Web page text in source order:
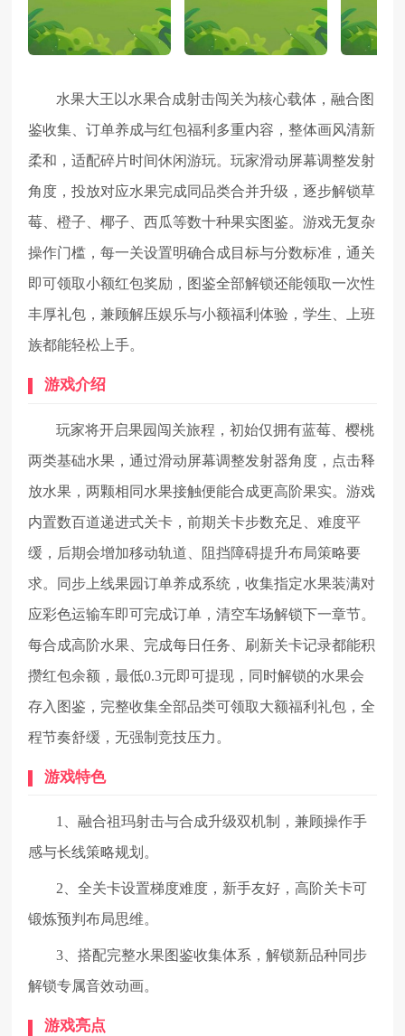
水果大王以水果合成射击闯关为核心载体，融合图
鉴收集、订单养成与红包福利多重内容，整体画风清新
柔和，适配碎片时间休闲游玩。玩家滑动屏幕调整发射
角度，投放对应水果完成同品类合并升级，逐步解锁草
莓、橙子、椰子、西瓜等数十种果实图鉴。游戏无复杂
操作门槛，每一关设置明确合成目标与分数标准，通关
即可领取小额红包奖励，图鉴全部解锁还能领取一次性
丰厚礼包，兼顾解压娱乐与小额福利体验，学生、上班
族都能轻松上手。
游戏介绍
玩家将开启果园闯关旅程，初始仅拥有蓝莓、樱桃
两类基础水果，通过滑动屏幕调整发射器角度，点击释
放水果，两颗相同水果接触便能合成更高阶果实。游戏
内置数百道递进式关卡，前期关卡步数充足、难度平
缓，后期会增加移动轨道、阻挡障碍提升布局策略要
求。同步上线果园订单养成系统，收集指定水果装满对
应彩色运输车即可完成订单，清空车场解锁下一章节。
每合成高阶水果、完成每日任务、刷新关卡记录都能积
攒红包余额，最低0.3元即可提现，同时解锁的水果会
存入图鉴，完整收集全部品类可领取大额福利礼包，全
程节奏舒缓，无强制竞技压力。
游戏特色
1、融合祖玛射击与合成升级双机制，兼顾操作手
感与长线策略规划。
2、全关卡设置梯度难度，新手友好，高阶关卡可
锻炼预判布局思维。
3、搭配完整水果图鉴收集体系，解锁新品种同步
解锁专属音效动画。
游戏亮点